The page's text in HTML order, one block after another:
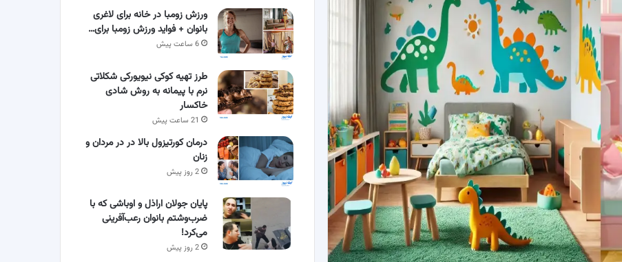
ورزش زومبا در خانه برای لاغری
بانوان + فواید ورزش زومبا برای…
6 ساعت پیش
طرز تهیه کوکی نیویورکی شکلاتی
نرم با پیمانه به روش شادی
خاکسار
21 ساعت پیش
درمان کورتیزول بالا در در مردان و
زنان
2 روز پیش
پایان جولان اراذل و اوباشی که با
ضرب‌وشتم بانوان رعب‌آفرینی
می‌کرد!
2 روز پیش